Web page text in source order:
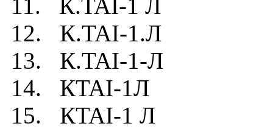
11. К.TAI-1 Л
12. К.TAI-1.Л
13. К.TAI-1-Л
14. КTAI-1Л
15. КTAI-1 Л